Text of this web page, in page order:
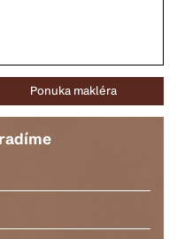
Ponuka makléra